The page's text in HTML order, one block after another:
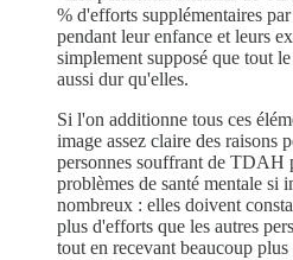
% d'efforts supplémentaires
pendant leur enfance et leurs
simplement supposé que tout
aussi dur qu'elles.
Si l'on additionne tous ces
image assez claire des raisons
personnes souffrant de TDAH
problèmes de santé mentale si
nombreux : elles doivent
plus d'efforts que les autres
tout en recevant beaucoup